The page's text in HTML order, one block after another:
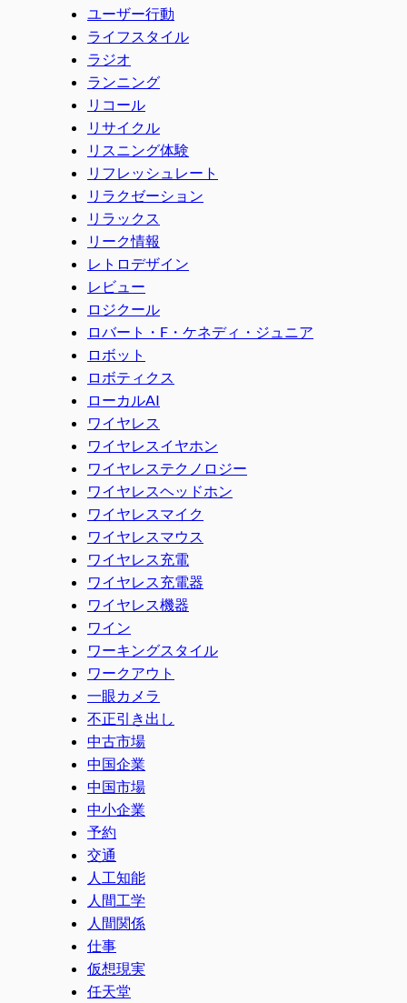
ユーザー行動
ライフスタイル
ラジオ
ランニング
リコール
リサイクル
リスニング体験
リフレッシュレート
リラクゼーション
リラックス
リーク情報
レトロデザイン
レビュー
ロジクール
ロバート・F・ケネディ・ジュニア
ロボット
ロボティクス
ローカルAI
ワイヤレス
ワイヤレスイヤホン
ワイヤレステクノロジー
ワイヤレスヘッドホン
ワイヤレスマイク
ワイヤレスマウス
ワイヤレス充電
ワイヤレス充電器
ワイヤレス機器
ワイン
ワーキングスタイル
ワークアウト
一眼カメラ
不正引き出し
中古市場
中国企業
中国市場
中小企業
予約
交通
人工知能
人間工学
人間関係
仕事
仮想現実
任天堂